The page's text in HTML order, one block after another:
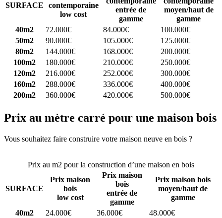
SURFACE
contemporaine
low cost
entrée de
gamme
moyen/haut de
gamme
40m2
72.000€ 84.000€
100.000€
50m2
90.000€ 105.000€
125.000€
80m2
144.000€ 168.000€
200.000€
100m2
180.000€ 210.000€
250.000€
120m2
216.000€ 252.000€
300.000€
160m2
288.000€ 336.000€
400.000€
200m2
360.000€ 420.000€ 500.000€
Prix au mètre carré pour une maison bois
Vous souhaitez faire construire votre maison neuve en bois ?
Prix au m2 pour la construction d’une maison en bois
SURFACE
Prix maison
bois
low cost
Prix maison
bois
entrée de
gamme
Prix maison bois
moyen/haut de
gamme
40m2
24.000€ 36.000€
48.000€